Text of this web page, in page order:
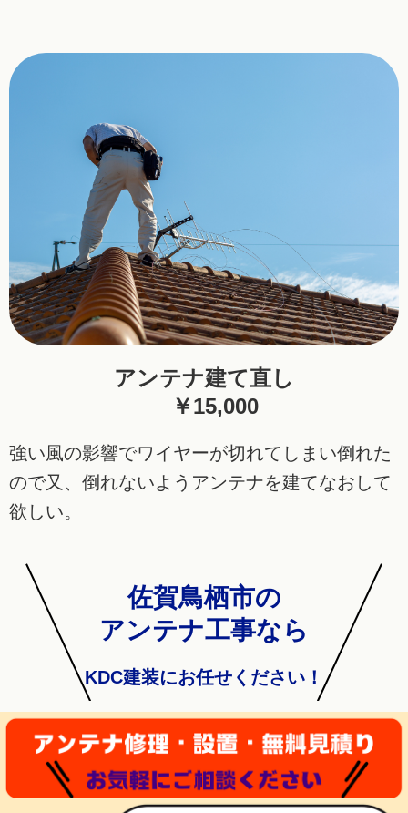
アンテナ建て直し
￥15,000
強い風の影響でワイヤーが切れてしまい倒れた
ので又、倒れないよう アンテナを建てなおして
欲しい。
佐賀鳥栖市の
アンテナ工事なら
KDC建装にお任せください！